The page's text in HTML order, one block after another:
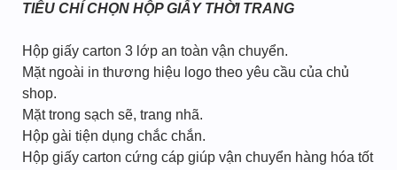
TIÊU CHÍ CHỌN HỘP GIẤY THỜI TRANG
Hộp giấy carton 3 lớp an toàn vận chuyển.
Mặt ngoài in thương hiệu logo theo yêu cầu của chủ
shop.
Mặt trong sạch sẽ, trang nhã.
Hộp gài tiện dụng chắc chắn.
Hộp giấy carton cứng cáp giúp vận chuyển hàng hóa tốt